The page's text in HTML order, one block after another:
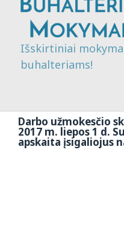
Išskirtiniai
buhalteriams!
Darbo užmokesčio
2017 m. liepos 1 d.
apskaita įsigaliojus